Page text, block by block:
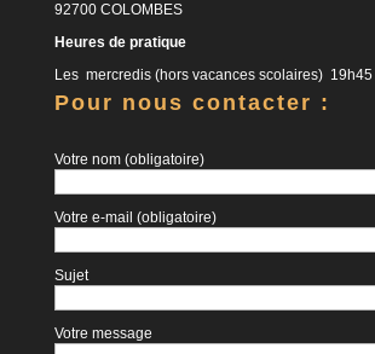
92700 COLOMBES
Heures de pratique
Les mercredis (hors vacances scolaires)
Pour nous contacter :
Votre nom (obligatoire)
Votre e-mail (obligatoire)
Sujet
Votre message